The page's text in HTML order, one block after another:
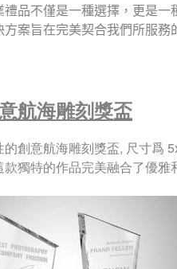
禮品不僅是一種選擇，更是
案旨在完美契合我們所服務
航海雕刻獎盃
的創意航海雕刻獎盃, 尺寸爲
獨特的作品完美融合了優雅